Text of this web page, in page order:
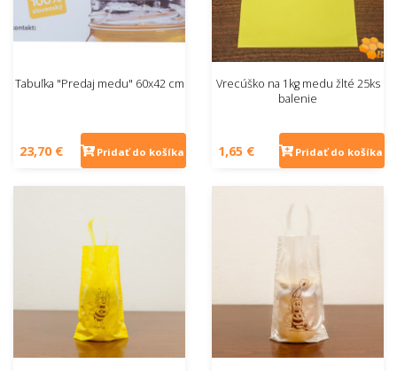
Tabuľka "Predaj medu" 60x42 cm
23,70 € Pridať do košíka
Vrecúško na 1kg medu žlté 25ks
balenie
1,65 € Pridať do košíka